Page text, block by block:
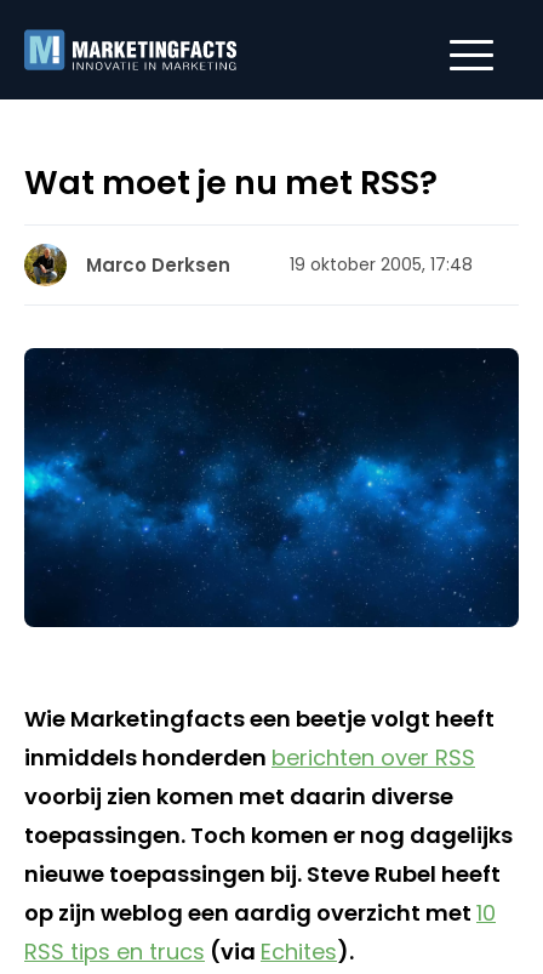
Wat moet je nu met RSS?
Marco Derksen 19 oktober 2005, 17:48
Wie Marketingfacts een beetje volgt heeft
inmiddels honderden berichten over RSS
voorbij zien komen met daarin diverse
toepassingen. Toch komen er nog dagelijks
nieuwe toepassingen bij. Steve Rubel heeft
op zijn weblog een aardig overzicht met 10
RSS tips en trucs (via Echites).